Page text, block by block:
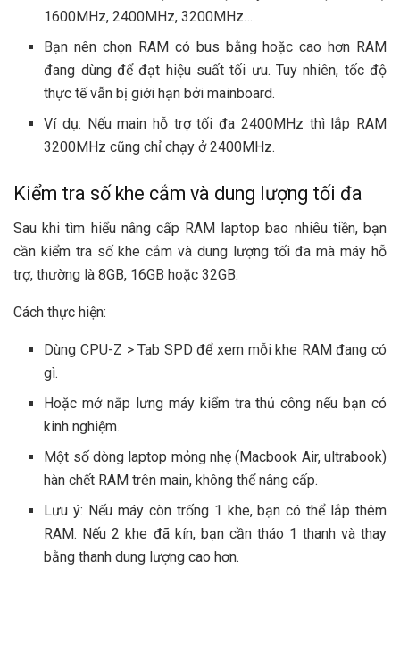
1600MHz, 2400MHz, 3200MHz…
Bạn nên chọn RAM có bus bằng hoặc cao hơn RAM
đang dùng để đạt hiệu suất tối ưu. Tuy nhiên, tốc độ
thực tế vẫn bị giới hạn bởi mainboard.
Ví dụ: Nếu main hỗ trợ tối đa 2400MHz thì lắp RAM
3200MHz cũng chỉ chạy ở 2400MHz.
Kiểm tra số khe cắm và dung lượng tối đa
Sau khi tìm hiểu nâng cấp RAM laptop bao nhiêu tiền, bạn
cần kiểm tra số khe cắm và dung lượng tối đa mà máy hỗ
trợ, thường là 8GB, 16GB hoặc 32GB.
Cách thực hiện:
Dùng CPU-Z > Tab SPD để xem mỗi khe RAM đang có
gì.
Hoặc mở nắp lưng máy kiểm tra thủ công nếu bạn có
kinh nghiệm.
Một số dòng laptop mỏng nhẹ (Macbook Air, ultrabook)
hàn chết RAM trên main, không thể nâng cấp.
Lưu ý: Nếu máy còn trống 1 khe, bạn có thể lắp thêm
RAM. Nếu 2 khe đã kín, bạn cần tháo 1 thanh và thay
bằng thanh dung lượng cao hơn.